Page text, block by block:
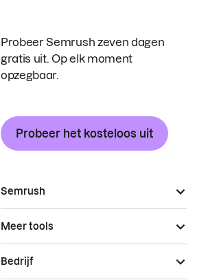
Probeer Semrush zeven dagen
gratis uit. Op elk moment
opzegbaar.
Probeer het kosteloos uit
Semrush
Meer tools
Bedrijf